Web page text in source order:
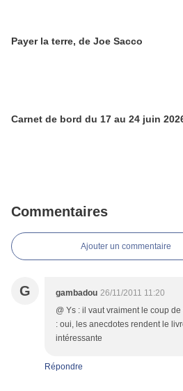
Payer la terre, de Joe Sacco
Carnet de bord du 17 au 24 juin
Commentaires
Ajouter un commentaire
G gambadou 26/11/2011 11:20
@ Ys : il vaut vraiment le coup
: oui, les anecdotes rendent le
intéressante
Répondre